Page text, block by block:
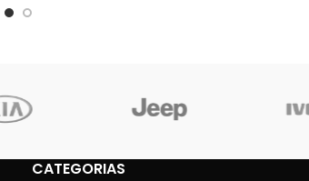
CATEGORIAS